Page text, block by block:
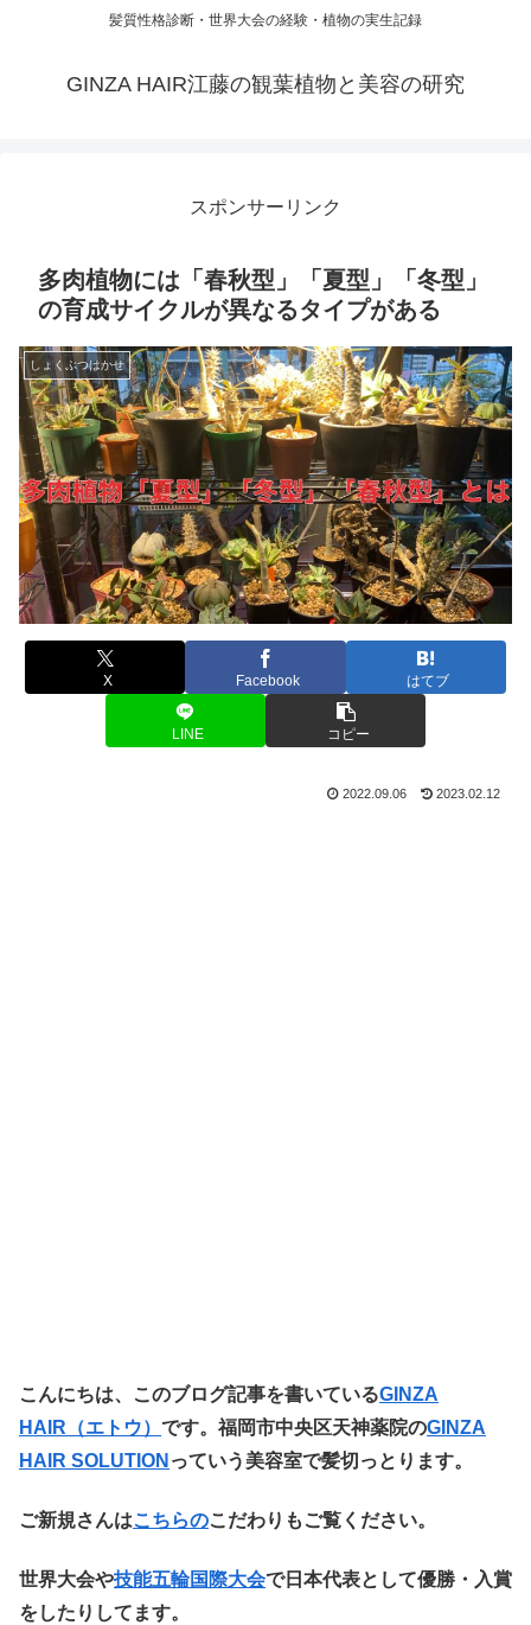
髪質性格診断・世界大会の経験・植物の実生記録
GINZA HAIR江藤の観葉植物と美容の研究
スポンサーリンク
多肉植物には「春秋型」「夏型」「冬型」
の育成サイクルが異なるタイプがある
しょくぶつはかせ
X Facebook はてブ
LINE コピー
2022.09.06 2023.02.12
こ んにちは、このブログ記事を書いているGINZA
HAIR（エトウ） です。福岡市中央区天神薬院のGINZA
HAIR SOLUTION っていう美容室で髪切っとります。
ご新規さんはこちらのこだわりもご覧ください。
世界大会や技能五輪国際大会で日本代表として優勝・入賞
をしたりしてます。